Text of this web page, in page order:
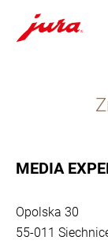
opcji
wyszukiwania
MEDIA
Opolska 30
55-011